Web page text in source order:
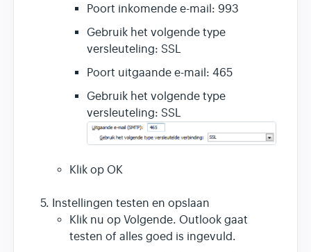
Poort inkomende e-mail: 993
Gebruik het volgende type
versleuteling: SSL
Poort uitgaande e-mail: 465
Gebruik het volgende type
versleuteling: SSL
Klik op OK
Instellingen testen en opslaan
Klik nu op Volgende. Outlook gaat
testen of alles goed is ingevuld.